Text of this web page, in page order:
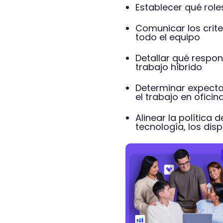
Establecer qué
Comunicar los
todo el equipo
Detallar qué
trabajo híbrido
Determinar
el trabajo en
Alinear la política
tecnología, los